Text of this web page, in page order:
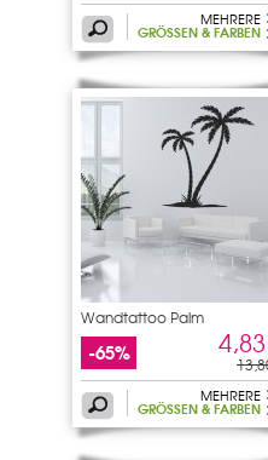
MEHRERE
GRÖSSEN & FARBEN
Wandtattoo Palm
-65%
MEHRERE
GRÖSSEN & FARBEN